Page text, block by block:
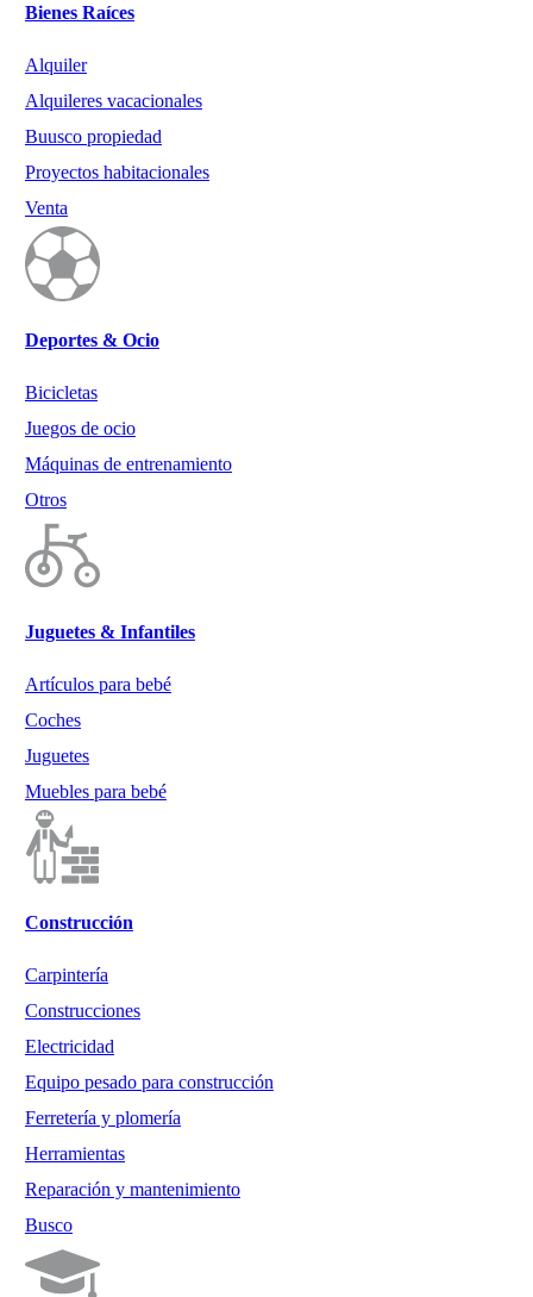
Bienes Raíces
Alquiler
Alquileres vacacionales
Buusco propiedad
Proyectos habitacionales
Venta
Deportes & Ocio
Bicicletas
Juegos de ocio
Máquinas de entrenamiento
Otros
Juguetes & Infantiles
Artículos para bebé
Coches
Juguetes
Muebles para bebé
Construcción
Carpintería
Construcciones
Electricidad
Equipo pesado para construcción
Ferretería y plomería
Herramientas
Reparación y mantenimiento
Busco